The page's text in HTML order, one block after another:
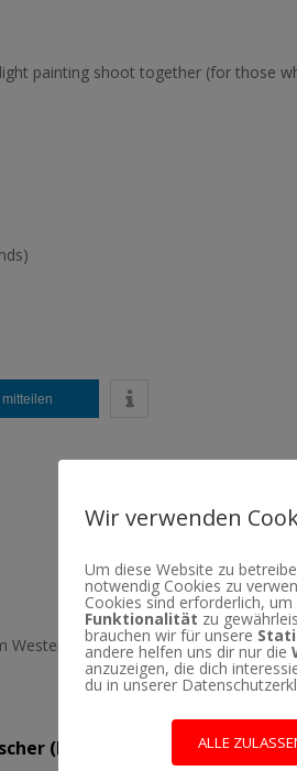
painting shoot together (for those
mitteilen
(Lumenman)
Wir verwenden
Um diese Website zu
notwendig Cookies zu
Cookies sind erforderlich, um
Funktionalität zu
brauchen wir für unsere
andere helfen uns dir nur die
anzuzeigen, die dich
du in unserer
ALLE